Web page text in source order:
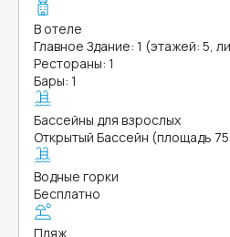
В отеле
Главное Здание: 1 (этажей: 5,
Рестораны: 1
Бары: 1
Бассейны для взрослых
Открытый Бассейн (площадь 75
Водные горки
Бесплатно
Пляж